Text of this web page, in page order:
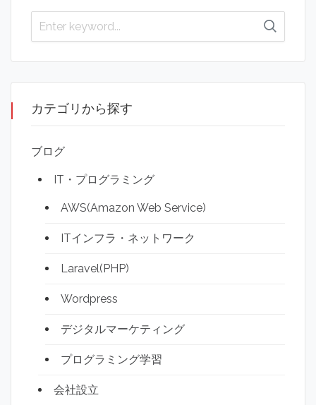
カテゴリから探す
ブログ
IT・プログラミング
AWS(Amazon Web Service)
ITインフラ・ネットワーク
Laravel(PHP)
Wordpress
デジタルマーケティング
プログラミング学習
会社設立